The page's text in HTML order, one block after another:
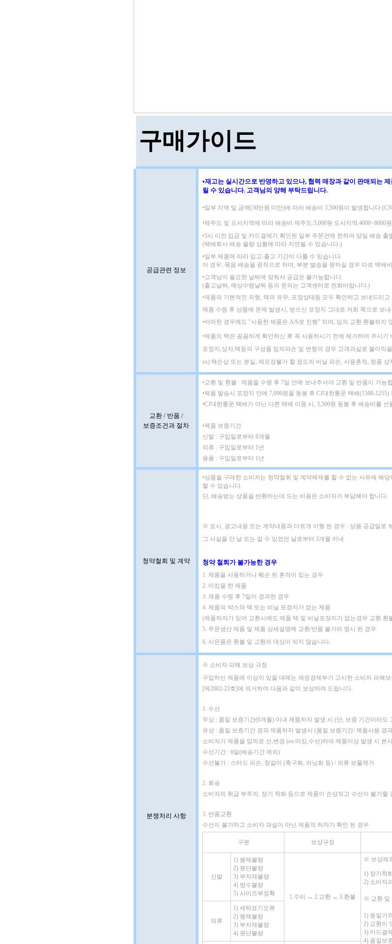
구매가이드
공급관련 정보
•재고는 실시간으로 반영하고 있으나, 협력 매장과 같이 판매되는
릴 수 있습니다. 고객님의 양해 부탁드립니다.
•일부 지역 및 금액(30만원 미만)에 따라 배송비 3,500원이 발생합니다
•제주도 및 도서지역에 따라 배송비 제주도:3,000원 도서지역:4000~8000
•3시 이전 입금 및 카드결제가 확인된 일부 주문건에 한하여 당일 배송 출
(택배회사 배송 물량 상황에 따라 지연될 수 있습니다.)
•일부 제품에 따라 입고-출고 기간이 다를 수 있습니다.
이 경우, 묶음 배송을 원칙으로 하며, 부분 발송을 원하실 경우 따로 택배
•고객님이 필요한 날짜에 맞춰서 공급은 불가능합니다.
(출고날짜, 예상수령날짜 등의 문의는 고객센터로 전화바랍니다.)
•제품의 기본적인 외형, 택의 유무, 포장상태등 모두 확인하고 보내드리고
제품 수령 후 상품에 문제 발생시, 받으신 포장지 그대로 저희 쪽으로 보
•어떠한 경우에도 "사용한 제품은 A/S로 진행" 되며, 임의 교환 환불되지
•제품의 택은 꼼꼼하게 확인하신 후 꼭 사용하시기 전에 제거하여 주시기
포장지,상자,택등의 구성품 임의파손 및 변형의 경우 고객과실로 불이익
ex) 택손상 또는 분실, 재포장불가 할 정도의 비닐 파손, 사용흔적, 정품
교환 / 반품 /
보증조건과 절차
•교환 및 환불 : 제품을 수령 후 7일 안에 보내주셔야 교환 및 반품이 가능
•제품 발송시 포장지 안에 7,000원을 동봉 후 CJ대한통운 택배(1588-
•CJ대한통운 택배가 아닌 다른 택배 이용 시, 3,500원 동봉 후 배송비를
•제품 보증기간
신발 : 구입일로부터 6개월
의류 : 구입일로부터 1년
용품 : 구입일로부터 1년
청약철회 및 계약
•상품을 구매한 소비자는 청약철회 및 계약해제를 할 수 없는 사유에 해
할 수 있습니다.
단, 배송받는 상품을 반환하는데 드는 비용은 소비자가 부담해야 합니다.
※ 표시, 광고내용 또는 계약내용과 다르게 이행 된 경우 : 상품 공급일로
그 사실을 안 날 또는 알 수 있었던 날로부터 3개월 이내
청약 철회가 불가능한 경우
1. 제품을 사용하거나 훼손 된 흔적이 있는 경우
2. 마킹을 한 제품
3. 제품 수령 후 7일이 경과한 경우
4. 제품의 박스와 택 또는 비닐 포장지가 없는 제품
(제품하자가 있어 교환시에도 제품 택 및 비닐포장지가 없는경우 교환 환
5. 주문생산 제품 및 제품 상세설명에 교환/반품 불가라 명시 된 경우
6. 사은품은 환불 및 교환의 대상이 되지 않습니다.
분쟁처리 사항
※ 소비자 피해 보상 규정
구입하신 제품에 이상이 있을 대에는 재정경제부가 고시한 소비자 피해보
[제2002-23호]에 의거하여 다음과 같이 보상하여 드립니다.
1. 수선
무상 : 품질 보증기간(6개월) 이내 제품하자 발생 시 (단, 보증 기간이라도
유상 : 품질 보증기간 경과 제품하자 발생시 (품질 보증기간/ 제품사용 경
소비자가 제품을 임의로 선,변경 (ex:마킹,수선)하여 제품이상 발생 시 본
수선기간 : 6일(배송기간 제외)
수선불가 : 스터드 파손, 창갈이 (축구화, 러닝화 등) / 의류 보풀제거
2. 회송
소비자의 취급 부주의, 장기 착화 등으로 제품이 손상되고 수선이 불가할
3. 반품교환
수선이 불가하고 소비자 과실이 아닌 제품의 하자가 확인 된 경우
구분 보상규정
신발
1) 봉제불량
2) 원단불량
3) 부자재불량
4) 방수불량
5) 사이즈부정확
1.수리 → 2.교환 → 3.환불
※ 보상제
1) 장기착
2) 소비자
※ 교환 및
1) 동일가
2) 교환이
3) 카드결
4) 품질보
의류
1) 세탁표기오류
2) 봉제불량
3) 부자재불량
4) 원단불량